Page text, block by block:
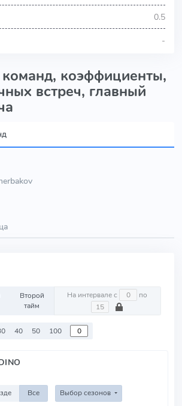
0.5
-
команд, коэффициенты,
встреч, главный
Второй
тайм
На интервале с по
40 50 100
Все Выбор сезонов